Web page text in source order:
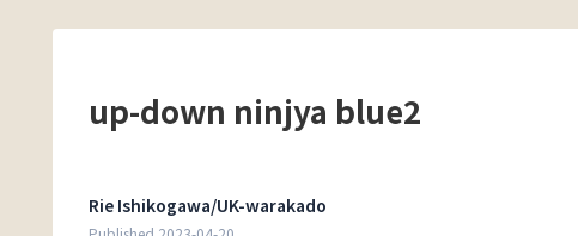
up-down ninjya blue2
Rie Ishikogawa/UK-warakado